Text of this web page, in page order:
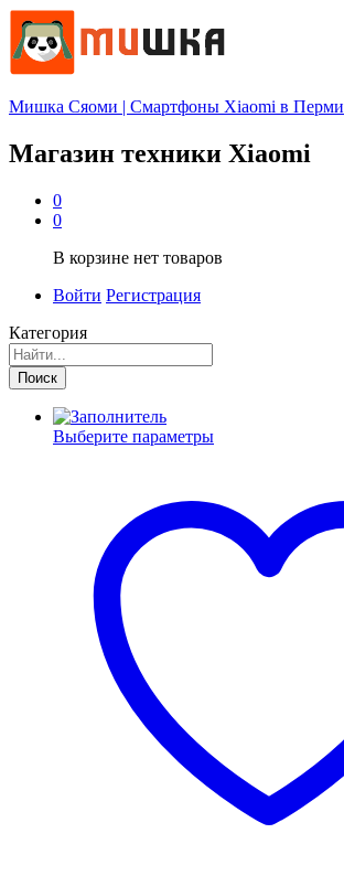
Мишка Сяоми | Смартфоны Xiaomi в Перми
Магазин техники Xiaomi
0
0
В корзине нет товаров
Войти Регистрация
Категория
Поиск
Выберите параметры